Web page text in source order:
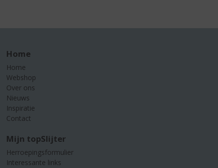
Home
Home
Webshop
Over ons
Nieuws
Inspiratie
Contact
Mijn topSlijter
Herroepingsformulier
Interessante links